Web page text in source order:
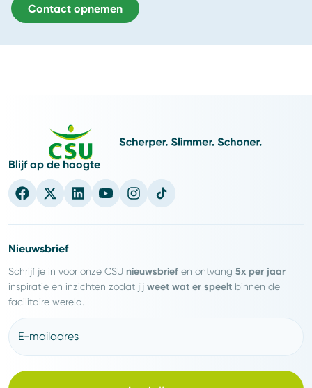
Contact opnemen
Blijf op de hoogte
Nieuwsbrief
Schrijf je in voor onze CSU nieuwsbrief en ontvang 5x per jaar
inspiratie en inzichten zodat jij weet wat er speelt binnen de
facilitaire wereld.
E-mailadres